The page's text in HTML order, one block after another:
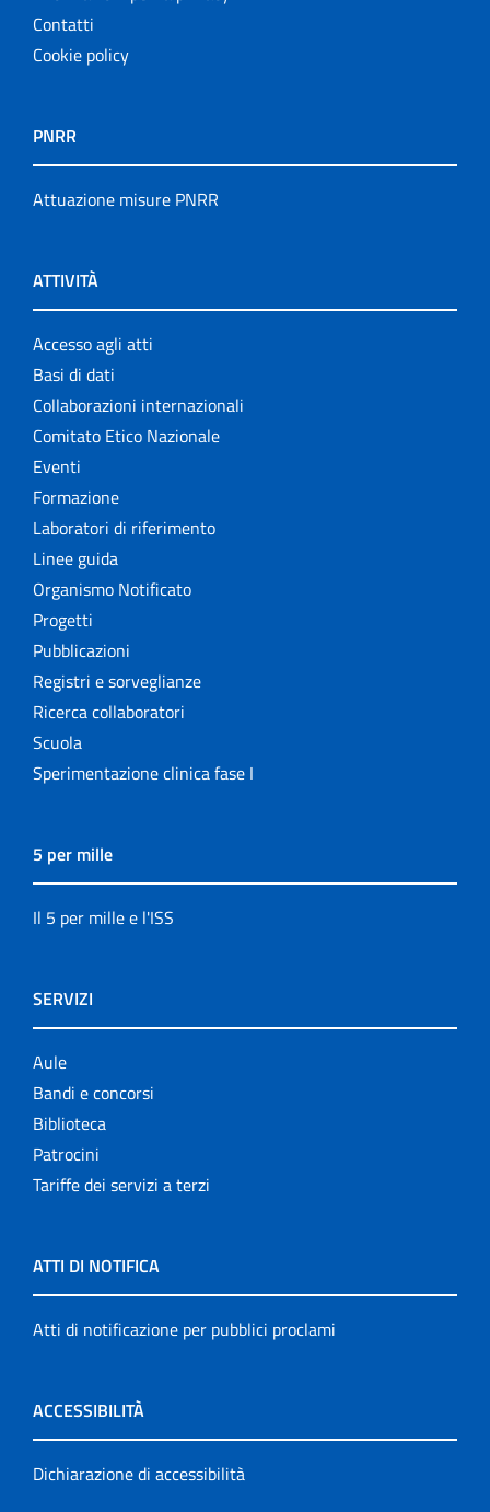
Contatti
Cookie policy
PNRR
Attuazione misure PNRR
ATTIVITÀ
Accesso agli atti
Basi di dati
Collaborazioni internazionali
Comitato Etico Nazionale
Eventi
Formazione
Laboratori di riferimento
Linee guida
Organismo Notificato
Progetti
Pubblicazioni
Registri e sorveglianze
Ricerca collaboratori
Scuola
Sperimentazione clinica fase I
5 per mille
Il 5 per mille e l'ISS
SERVIZI
Aule
Bandi e concorsi
Biblioteca
Patrocini
Tariffe dei servizi a terzi
ATTI DI NOTIFICA
Atti di notificazione per pubblici proclami
ACCESSIBILITÀ
Dichiarazione di accessibilità